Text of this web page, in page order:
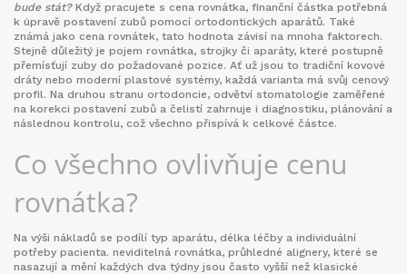
bude stát?Když pracujete s cena rovnátka, finanční částka potřebná
k úpravě postavení zubů pomocí ortodontických aparátů. Také
známá jako cena rovnátek, tato hodnota závisí na mnoha faktorech.
Stejně důležitý je pojem rovnátka, strojky či aparáty, které postupně
přemísťují zuby do požadované pozice. Ať už jsou to tradiční kovové
dráty nebo moderní plastové systémy, každá varianta má svůj cenový
profil. Na druhou stranu ortodoncie, odvětví stomatologie zaměřené
na korekci postavení zubů a čelistí zahrnuje i diagnostiku, plánování a
následnou kontrolu, což všechno přispívá k celkové částce.
Co všechno ovlivňuje cenu
rovnátka?
Na výši nákladů se podílí typ aparátu, délka léčby a individuální
potřeby pacienta. neviditelná rovnátka, průhledné alignery, které se
nasazují a mění každých dva týdny jsou často vyšší než klasické